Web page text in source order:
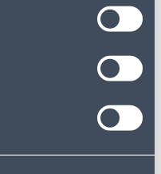
TV PESA KOMPLEKTNE